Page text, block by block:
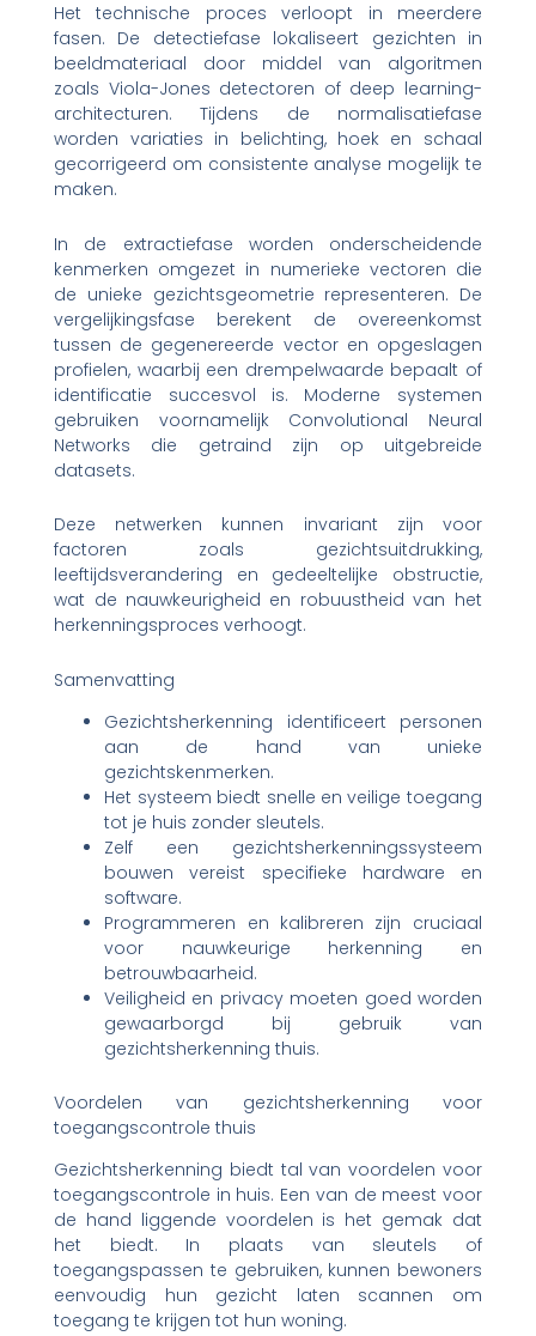
Het technische proces verloopt in meerdere
fasen. De detectiefase lokaliseert gezichten in
beeldmateriaal door middel van algoritmen
zoals Viola-Jones detectoren of deep learning-
architecturen. Tijdens de normalisatiefase
worden variaties in belichting, hoek en schaal
gecorrigeerd om consistente analyse mogelijk te
maken.
In de extractiefase worden onderscheidende
kenmerken omgezet in numerieke vectoren die
de unieke gezichtsgeometrie representeren. De
vergelijkingsfase berekent de overeenkomst
tussen de gegenereerde vector en opgeslagen
profielen, waarbij een drempelwaarde bepaalt of
identificatie succesvol is. Moderne systemen
gebruiken voornamelijk Convolutional Neural
Networks die getraind zijn op uitgebreide
datasets.
Deze netwerken kunnen invariant zijn voor
factoren zoals gezichtsuitdrukking,
leeftijdsverandering en gedeeltelijke obstructie,
wat de nauwkeurigheid en robuustheid van het
herkenningsproces verhoogt.
Samenvatting
Gezichtsherkenning identificeert personen
aan de hand van unieke
gezichtskenmerken.
Het systeem biedt snelle en veilige toegang
tot je huis zonder sleutels.
Zelf een gezichtsherkenningssysteem
bouwen vereist specifieke hardware en
software.
Programmeren en kalibreren zijn cruciaal
voor nauwkeurige herkenning en
betrouwbaarheid.
Veiligheid en privacy moeten goed worden
gewaarborgd bij gebruik van
gezichtsherkenning thuis.
Voordelen van gezichtsherkenning voor
toegangscontrole thuis
Gezichtsherkenning biedt tal van voordelen voor
toegangscontrole in huis. Een van de meest voor
de hand liggende voordelen is het gemak dat
het biedt. In plaats van sleutels of
toegangspassen te gebruiken, kunnen bewoners
eenvoudig hun gezicht laten scannen om
toegang te krijgen tot hun woning.